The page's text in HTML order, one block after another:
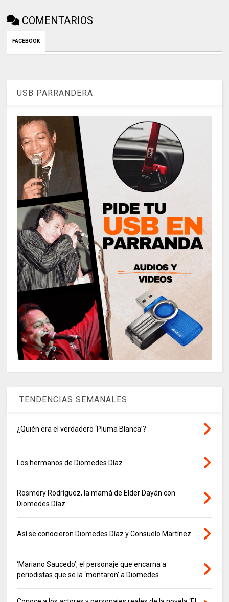
COMENTARIOS
FACEBOOK
USB PARRANDERA
TENDENCIAS SEMANALES
¿Quién era el verdadero ‘Pluma Blanca’?
Los hermanos de Diomedes Díaz
Rosmery Rodríguez, la mamá de Elder Dayán con
Diomedes Díaz
Así se conocieron Diomedes Díaz y Consuelo Martínez
‘Mariano Saucedo’, el personaje que encarna a
periodistas que se la ‘montaron’ a Diomedes